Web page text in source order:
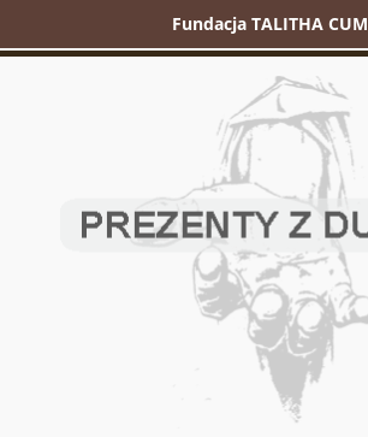
Fundacja TALITHA CUM